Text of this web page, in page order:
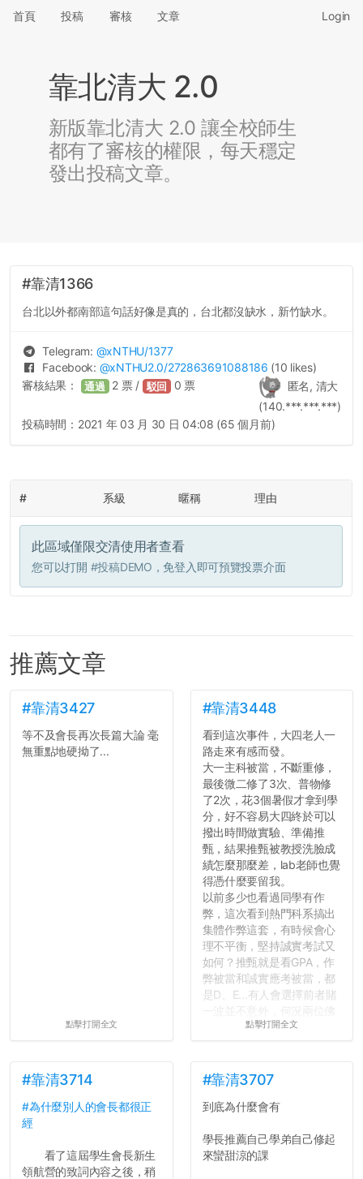
首頁 投稿 審核 文章 Login
靠北清大 2.0
新版靠北清大 2.0 讓全校師生
都有了審核的權限，每天穩定
發出投稿文章。
#靠清1366
台北以外都南部這句話好像是真的，台北都沒缺水，新竹缺水。
Telegram: @xNTHU/1377
Facebook: @xNTHU2.0/272863691088186 (10 likes)
匿名, 清大
(140.***.***.***)
審核結果： 通過 2 票 / 駁回 0 票
投稿時間： 2021 年 03 月 30 日 04:08 (65 個月前)
# 系級 暱稱 理由
此區域僅限交清使用者查看
您可以打開 #投稿DEMO ，免登入即可預覽投票介面
推薦文章
#靠清3427
等不及會長再次長篇大論 毫
無重點地硬拗了...
點擊打開全文
#靠清3448
看到這次事件，大四老人一
路走來有感而發。
大一主科被當，不斷重修，
最後微二修了3次、普物修
了2次，花3個暑假才拿到學
分，好不容易大四終於可以
撥出時間做實驗、準備推
甄，結果推甄被教授洗臉成
績怎麼那麼差，lab老師也覺
得憑什麼要留我。
以前多少也看過同學有作
弊，這次看到熱門科系搞出
集體作弊這套，有時候會心
理不平衡，堅持誠實考試又
如何？推甄就是看GPA，作
弊被當和誠實應考被當，都
是D、E...有人會選擇前者賭
心教授看起來要輕輕放下
長作弊的風氣。
反正老人我明天就要搬離新
關，就當最後一天發個牢騷
吧XD，祝學弟妹們修課順利
點擊打開全文
#靠清3714
#為什麼別人的會長都很正
經
看了這屆學生會長新生
領航營的致詞內容之後，稍
#靠清3707
到底為什麼會有
學長推薦自己學弟自己修起
來蠻甜涼的課